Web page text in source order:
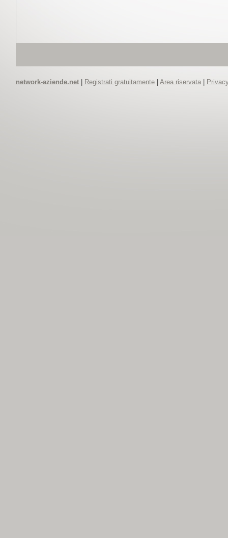
network-aziende.net| Registrati gratuitamente| Area riservata|